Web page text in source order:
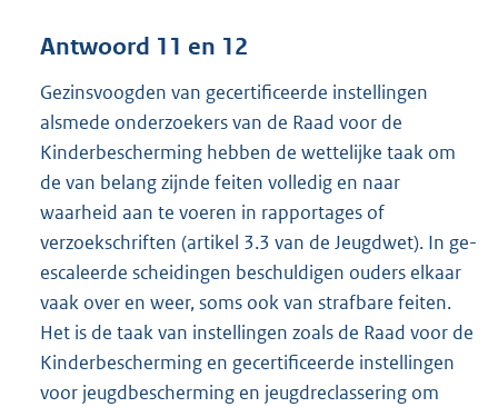
Antwoord 11 en 12
Gezinsvoogden van gecertificeerde instellingen
alsmede onderzoekers van de Raad voor de
Kinderbescherming hebben de wettelijke taak om
de van belang zijnde feiten volledig en naar
waarheid aan te voeren in rapportages of
verzoekschriften (artikel 3.3 van de Jeugdwet). In ge-
escaleerde scheidingen beschuldigen ouders elkaar
vaak over en weer, soms ook van strafbare feiten.
Het is de taak van instellingen zoals de Raad voor de
Kinderbescherming en gecertificeerde instellingen
voor jeugdbescherming en jeugdreclassering om